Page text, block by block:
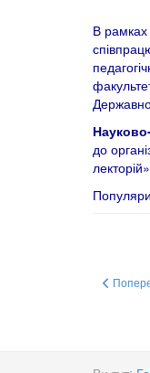
В рамках
до